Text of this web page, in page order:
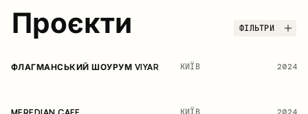
Проєкти ФІЛЬТРИ
ФЛАГМАНСЬКИЙ ШОУРУМ VIYAR КИЇВ 2024
КИЇВ